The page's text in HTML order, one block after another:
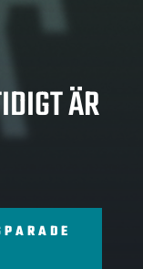
ÄR